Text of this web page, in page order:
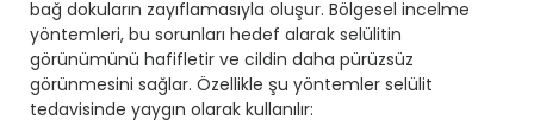
bağ dokuların zayıflamasıyla oluşur. Bölgesel incelme
yöntemleri, bu sorunları hedef alarak selülitin
görünümünü hafifletir ve cildin daha pürüzsüz
görünmesini sağlar. Özellikle şu yöntemler selülit
tedavisinde yaygın olarak kullanılır: